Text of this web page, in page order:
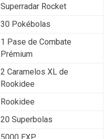
Superradar Rocket
30 Pokébolas
1 Pase de Combate
Prémium
2 Caramelos XL de
Rookidee
Rookidee
20 Superbolas